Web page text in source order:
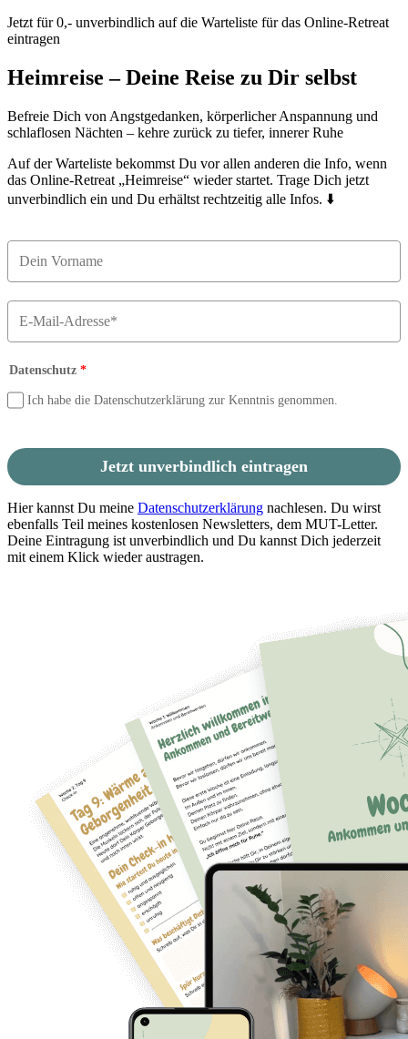
Jetzt für 0,- unverbindlich auf die Warteliste für das Online-Retreat
eintragen
Heimreise – Deine Reise zu Dir selbst
Befreie Dich von Angstgedanken, körperlicher Anspannung und
schlaflosen Nächten – kehre zurück zu tiefer, innerer Ruhe
Auf der Warteliste bekommst Du vor allen anderen die Info, wenn
das Online-Retreat „Heimreise“ wieder startet. Trage Dich jetzt
unverbindlich ein und Du erhältst rechtzeitig alle Infos. ⬇️
Datenschutz *
Ich habe die Datenschutzerklärung zur Kenntnis genommen.
Jetzt unverbindlich eintragen
Hier kannst Du meine Datenschutzerklärung nachlesen. Du wirst
ebenfalls Teil meines kostenlosen Newsletters, dem MUT-Letter.
Deine Eintragung ist unverbindlich und Du kannst Dich jederzeit
mit einem Klick wieder austragen.